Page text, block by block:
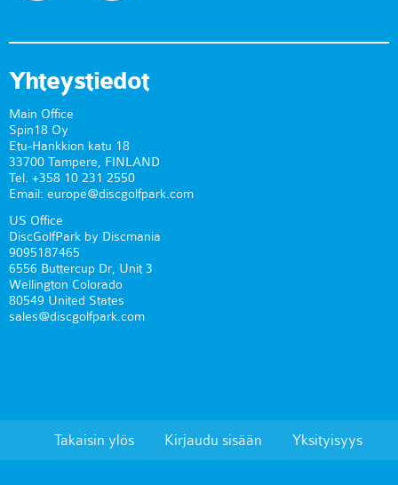
Yhteystiedot
Main Office
Spin18 Oy
Etu-Hankkion katu 18
33700 Tampere, FINLAND
Tel. +358 10 231 2550
Email: europe@discgolfpark.com
US Office
DiscGolfPark by Discmania
9095187465
6556 Buttercup Dr, Unit 3
Wellington Colorado
80549 United States
sales@discgolfpark.com
Takaisin ylös Kirjaudu sisään Yksityisyys